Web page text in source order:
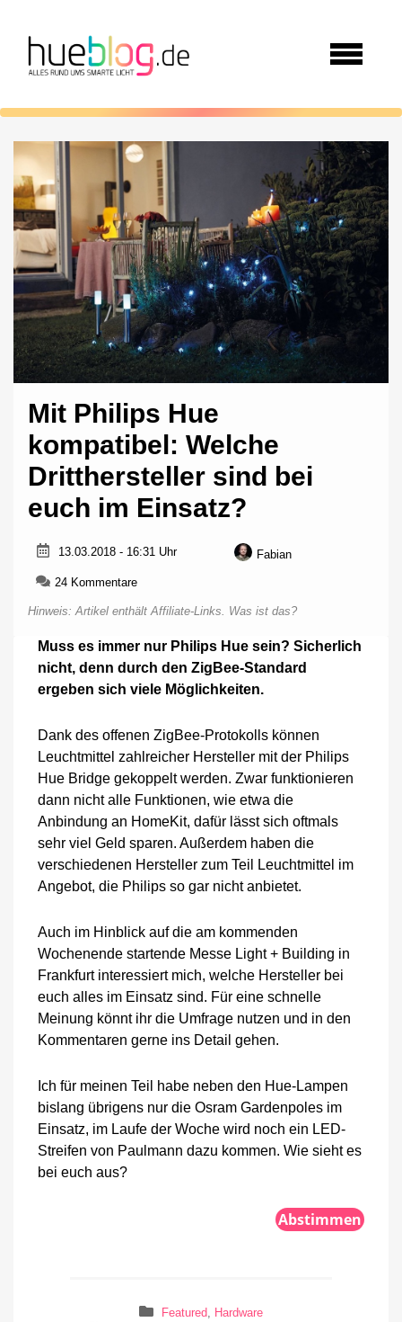
Mit Philips Hue
kompatibel: Welche
Dritthersteller sind bei
euch im Einsatz?
13.03.2018 - 16:31 Uhr Fabian
24 Kommentarezu
Philips
kompatibel:
Welche
Dritthersteller
euch
im
Einsatz?
Hinweis: Artikel enthält Affiliate-Links. Was ist das?
Muss es immer nur Philips Hue sein? Sicherlich
nicht, denn durch den ZigBee-Standard
ergeben sich viele Möglichkeiten.
Dank des offenen ZigBee-Protokolls können
Leuchtmittel zahlreicher Hersteller mit der Philips
Hue Bridge gekoppelt werden. Zwar funktionieren
dann nicht alle Funktionen, wie etwa die
Anbindung an HomeKit, dafür lässt sich oftmals
sehr viel Geld sparen. Außerdem haben die
verschiedenen Hersteller zum Teil Leuchtmittel im
Angebot, die Philips so gar nicht anbietet.
Auch im Hinblick auf die am kommenden
Wochenende startende Messe Light + Building in
Frankfurt interessiert mich, welche Hersteller bei
euch alles im Einsatz sind. Für eine schnelle
Meinung könnt ihr die Umfrage nutzen und in den
Kommentaren gerne ins Detail gehen.
Ich für meinen Teil habe neben den Hue-Lampen
bislang übrigens nur die Osram Gardenpoles im
Einsatz, im Laufe der Woche wird noch ein LED-
Streifen von Paulmann dazu kommen. Wie sieht es
bei euch aus?
Abstimmen
Featured, Hardware